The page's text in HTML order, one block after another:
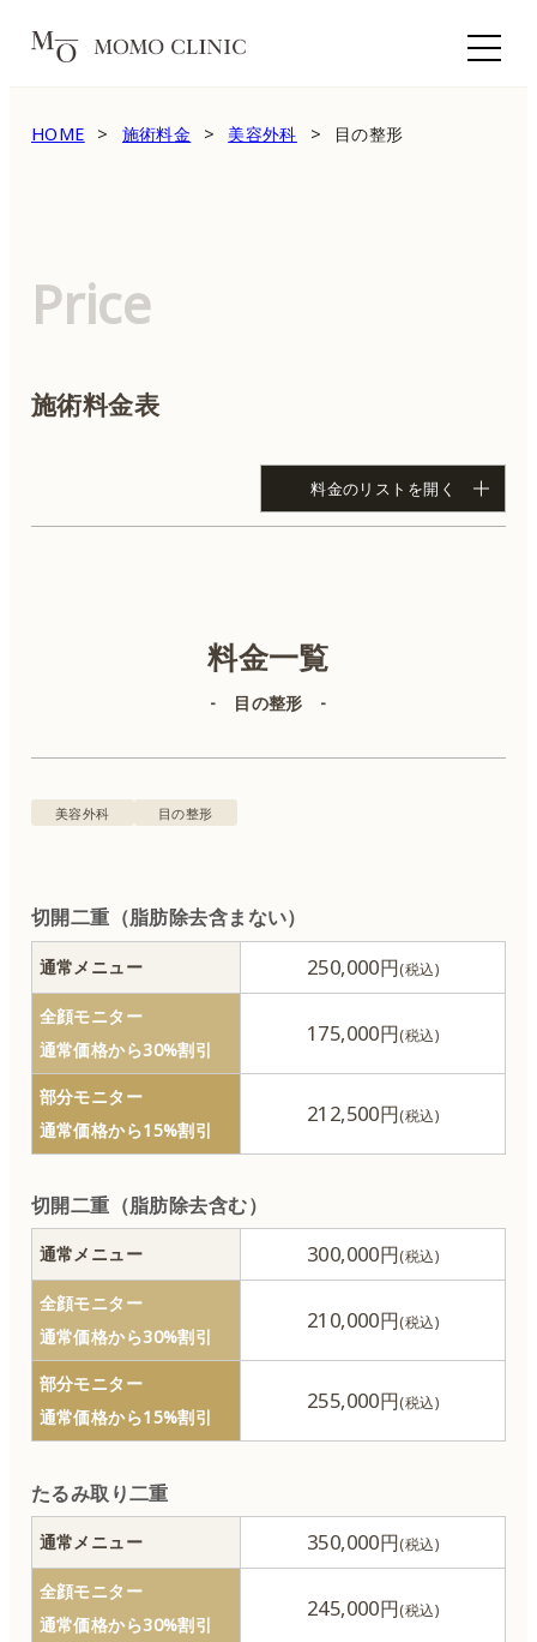
HOME 施術料金 美容外科 目の整形
Price
施術料金表
料金のリストを開く
料1,500円（税込）が必要です。※後遺症外来に関しては、
二重埋没
目の整形
クマ治療
口の整形
脂肪吸引
胸の整形
顎の整形
骨形成
料金一覧
- 目の整形 -
美容外科 目の整形
切開二重（脂肪除去含まない）
通常メニュー 250,000円
全顔モニター
通常価格から30%割引
175,000円
部分モニター
通常価格から15%割引
212,500円
切開二重（脂肪除去含む）
通常メニュー 300,000円
全顔モニター
通常価格から30%割引
210,000円
部分モニター
通常価格から15%割引
255,000円
たるみ取り二重
通常メニュー 350,000円
全顔モニター
通常価格から30%割引
245,000円